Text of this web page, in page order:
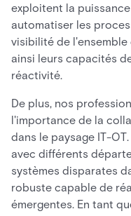
exploitent la
automatiser les
visibilité de
ainsi leurs capacités
réactivité.
De plus, nos
l'importance de la
dans le paysage IT-
avec différents
systèmes disparates
robuste capable de
émergentes. En tant